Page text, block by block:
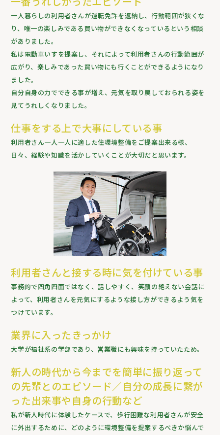
一人暮らしの利用者さんが運転免許を返納し、行動範囲が狭くな
り、唯一の楽しみである買い物ができなくなっているという相談
がありました。
私は電動車いすを提案し、それによって利用者さんの行動範囲が
広がり、楽しみであった買い物にも行くことができるようになり
ました。
自分自身の力でできる事が増え、元気を取り戻しておられる姿を
見てうれしくなりました。
仕事をする上で大事にしている事
利用者さん一人一人に適した住環境整備をご提案出来る様、
日々、経験や知識を活かしていくことが大切だと思います。
利用者さんと接する時に気を付けている事
事務的で四角四面ではなく、話しやすく、笑顔の絶えない会話に
よって、利用者さんを元気にするような接し方ができるよう気を
つけています。
業界に入ったきっかけ
大学が福祉系の学部であり、営業職にも興味を持っていたため。
新人の時代から今までを簡単に振り返って
の先輩とのエピソード／自分の成長に繋が
った出来事や自身の行動など
私が新人時代に体験したケースで、歩行困難な利用者さんが安全
に外出するために、どのように環境整備を提案するべきか悩んで